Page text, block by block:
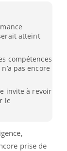
atteint
compétences
pas encore
invite à revoir
le
prise de